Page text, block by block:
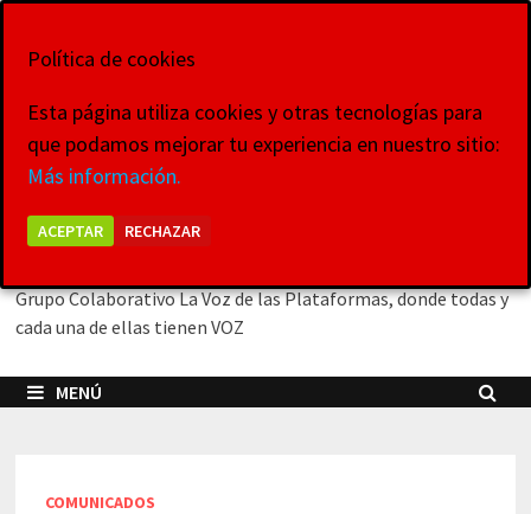
La Voz de las
Plataformas
Grupo Colaborativo La Voz de las Plataformas, donde todas y
cada una de ellas tienen VOZ
MENÚ
COMUNICADOS
Política de cookies
Esta página utiliza cookies y otras tecnologías para
que podamos mejorar tu experiencia en nuestro sitio:
Más información.
ACEPTAR RECHAZAR